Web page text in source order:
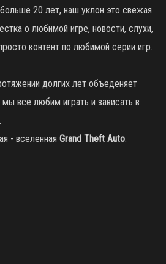
20 лет, наш уклон это свежая
о любимой игре, новости, слухи,
контент по любимой серии игр.
долгих лет объеденяет
все любим играть и зависать в
- вселенная Grand Theft Auto.